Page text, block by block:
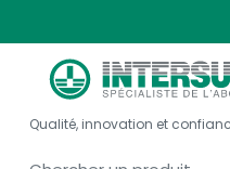
United
United
Australia
Qualité, innovation et